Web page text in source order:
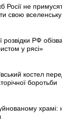
Росії не
свою
розвідки РФ
у рясі»
костел
боротьби
храмі: